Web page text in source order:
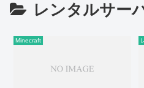
レンタルサー
Minecraft